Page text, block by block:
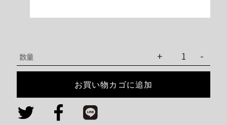
数量 -
れ
マ
ン
+
お買い物カゴに追加